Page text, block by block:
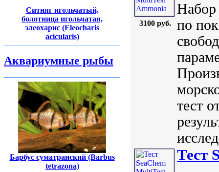
Ситняг игольчатый,
болотница игольчатая,
элеохарис (Eleocharis
acicularis)
Аквариумные рыбы
Барбус суматранский (Barbus
tetrazona)
3100 руб.
Набор
по
тест
Тест